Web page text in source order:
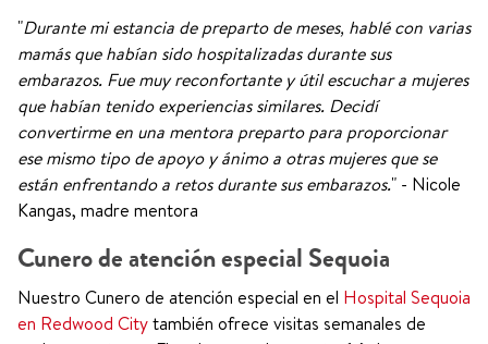
"Durante mi estancia de preparto de meses, hablé con varias
mamás que habían sido hospitalizadas durante sus
embarazos. Fue muy reconfortante y útil escuchar a mujeres
que habían tenido experiencias similares. Decidí
convertirme en una mentora preparto para proporcionar
ese mismo tipo de apoyo y ánimo a otras mujeres que se
están enfrentando a retos durante sus embarazos." - Nicole
Kangas, madre mentora
Cunero de atención especial Sequoia
Nuestro Cunero de atención especial en el Hospital Sequoia
en Redwood Citytambién ofrece visitas semanales de